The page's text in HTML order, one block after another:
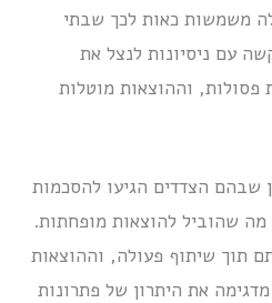
משמשות כאות לכך שבתי
עם ניסיונות לנצל את
וההוצאות מוטלות
שבהם הצדדים הגיעו להסכמות
שהוביל להוצאות מופחתות.
תוך שיתוף פעולה, וההוצאות
את היתרון של פתרונות